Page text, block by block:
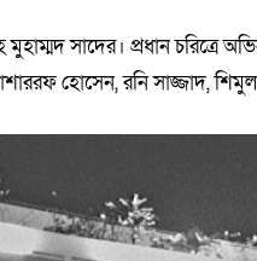
মুহাম্মদ সাদের। প্রধান
হোসেন, রনি সাজ্জাদ,